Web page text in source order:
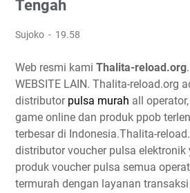
Tengah
Sujoko 19.58
Web resmi kami Thalita-reload.org
WEBSITE LAIN. Thalita-reload.org
distributor pulsa murah all
game online dan produk ppob
terbesar di Indonesia.Thalita-
distributor voucher pulsa elektronik
produk voucher pulsa semua
termurah dengan layanan